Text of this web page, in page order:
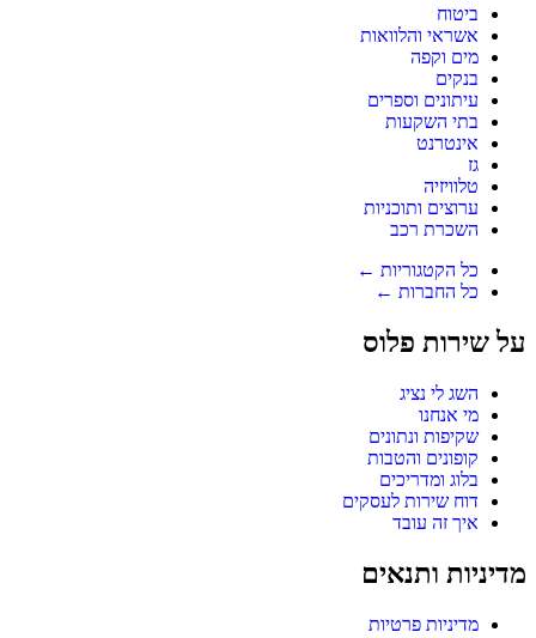
ביטוח
אשראי והלוואות
מים וקפה
בנקים
עיתונים וספרים
בתי השקעות
אינטרנט
גז
טלוויזיה
ערוצים ותוכניות
השכרת רכב
כל הקטגוריות ←
כל החברות ←
על שירות פלוס
השג לי נציג
מי אנחנו
שקיפות ונתונים
קופונים והטבות
בלוג ומדריכים
דוח שירות לעסקים
איך זה עובד
מדיניות ותנאים
מדיניות פרטיות